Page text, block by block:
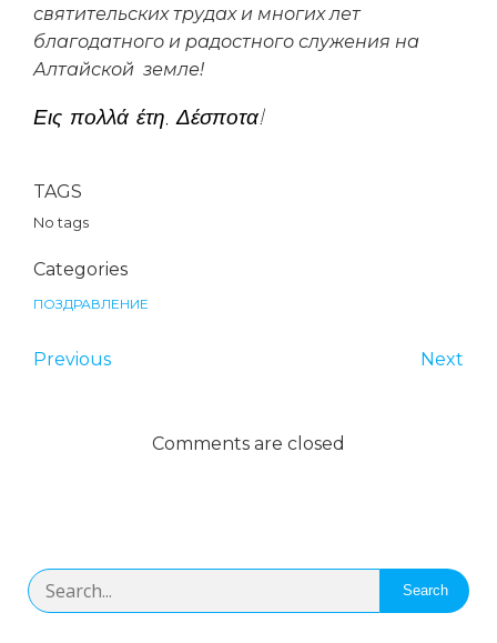
святительских трудах и многих лет
благодатного и радостного служения на
Алтайской земле!
Εις πολλά έτη, Δέσποτα!
TAGS
No tags
Categories
ПОЗДРАВЛЕНИЕ
Previous Next
Comments are closed
Search